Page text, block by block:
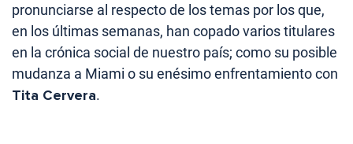
pronunciarse al respecto de los temas por los que,
en los últimas semanas, han copado varios titulares
en la crónica social de nuestro país; como su posible
mudanza a Miami o su enésimo enfrentamiento con
Tita Cervera.